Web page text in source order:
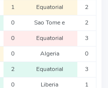
1 Equatorial 2
0 Sao Tome e 2
0 Equatorial 3
0 Algeria 0
2 Equatorial 3
0 Liberia 1